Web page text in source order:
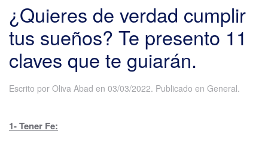
¿Quieres de verdad cumplir
tus sueños? Te presento 11
claves que te guiarán.
Escrito por Oliva Abad en 03/03/2022. Publicado en General.
1- Tener Fe: